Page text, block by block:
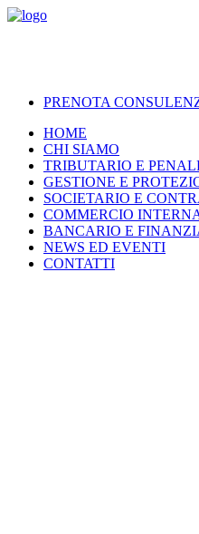
PRENOTA
HOME
CHI SIAMO
TRIBUTARIO E
GESTIONE E
SOCIETARIO E
COMMERCIO
BANCARIO E
NEWS ED EVENTI
CONTATTI